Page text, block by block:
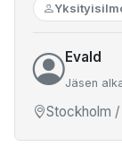
Evald
Jäsen
Stockholm